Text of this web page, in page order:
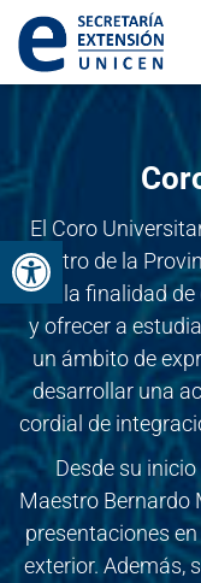
Abrir
El Coro
Centro de la
con la finalidad
y ofrecer a
un ámbito de
desarrollar una
cordial de
Desde su
Maestro Bernardo
presentaciones
exterior. Además,